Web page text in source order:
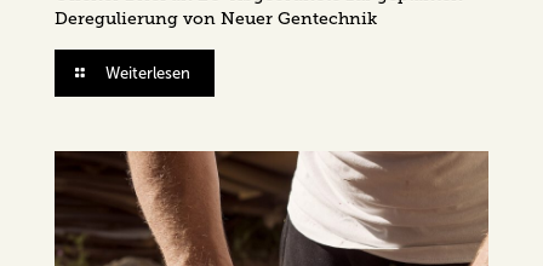
Deregulierung von Neuer Gentechnik
Weiterlesen